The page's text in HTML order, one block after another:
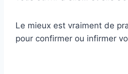
Le mieux est vraiment de
pour confirmer ou infirmer